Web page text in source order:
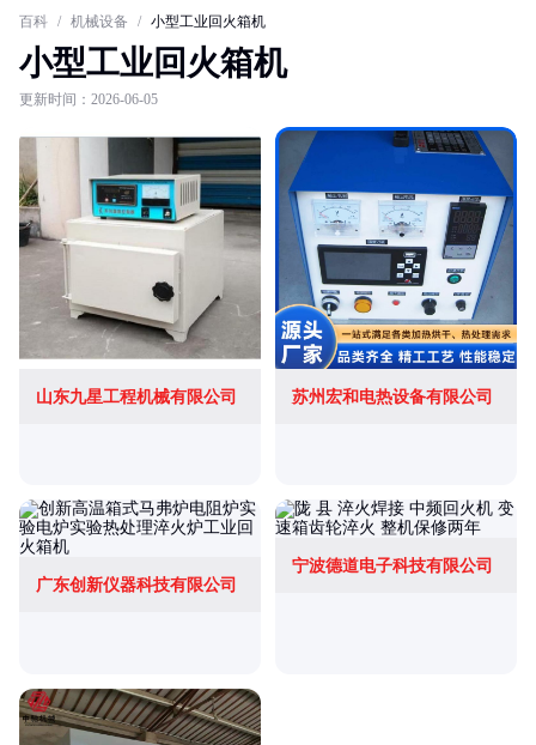
百科 / 机械设备 / 小型工业回火箱机
小型工业回火箱机
更新时间：2026-06-05
山东九星工程机械有限公司 苏州宏和电热设备有限公司
广东创新仪器科技有限公司
宁波德道电子科技有限公司